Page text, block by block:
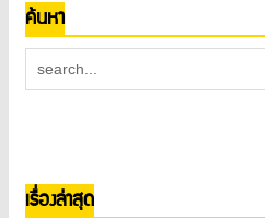
ค้นหา
เรื่องล่าสุด